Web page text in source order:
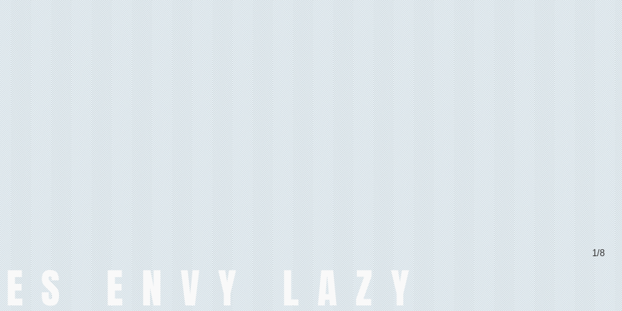
ENVY LAZY
1/8